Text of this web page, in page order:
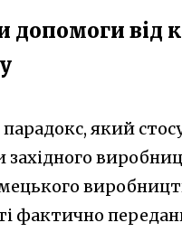
допомоги від
який
фактично